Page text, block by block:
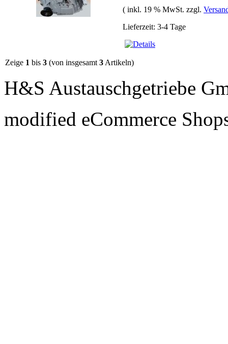
( inkl. 19 % MwSt. zzgl.
Lieferzeit: 3-4 Tage
Zeige 1 bis 3 (von insgesamt 3 Artikeln)
H&S Austauschgetriebe
modified eCommerce